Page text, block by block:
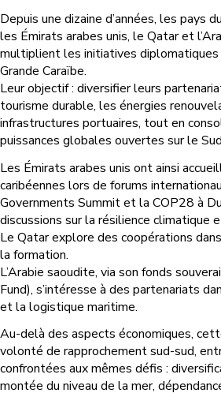
Depuis une dizaine d’années, les pays
les Émirats arabes unis, le Qatar et
multiplient les initiatives diplomatiques
Grande Caraïbe.
Leur objectif : diversifier leurs
tourisme durable, les énergies
infrastructures portuaires, tout en
puissances globales ouvertes sur le
Les Émirats arabes unis ont ainsi
caribéennes lors de forums
Governments Summit et la COP28 à
discussions sur la résilience climatique
Le Qatar explore des coopérations
la formation.
L’Arabie saoudite, via son fonds
Fund), s’intéresse à des partenariats
et la logistique maritime.
Au-delà des aspects économiques,
volonté de rapprochement sud-sud,
confrontées aux mêmes défis :
montée du niveau de la mer,